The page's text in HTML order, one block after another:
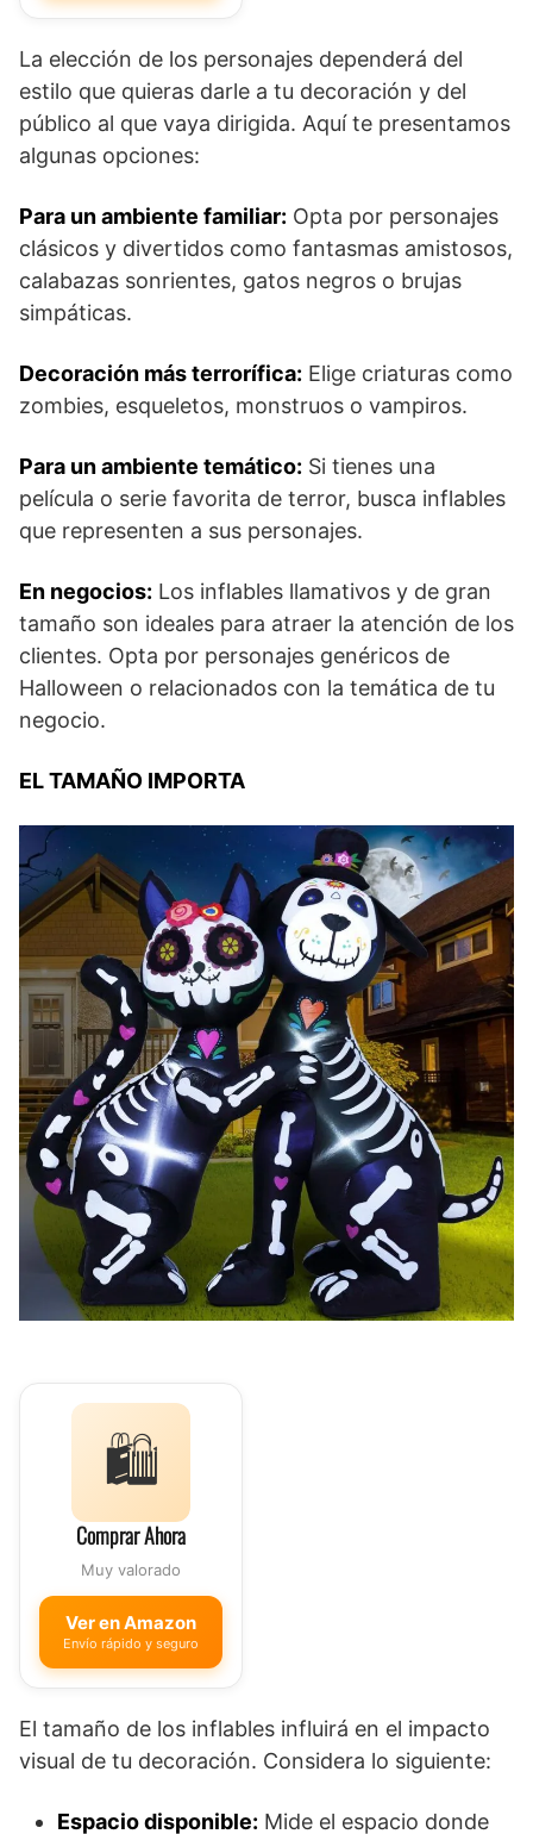
La elección de los personajes dependerá del
estilo que quieras darle a tu decoración y del
público al que vaya dirigida. Aquí te presentamos
algunas opciones:
Para un ambiente familiar: Opta por personajes
clásicos y divertidos como fantasmas amistosos,
calabazas sonrientes, gatos negros o brujas
simpáticas.
Decoración más terrorífica: Elige criaturas como
zombies, esqueletos, monstruos o vampiros.
Para un ambiente temático: Si tienes una
película o serie favorita de terror, busca inflables
que representen a sus personajes.
En negocios: Los inflables llamativos y de gran
tamaño son ideales para atraer la atención de los
clientes. Opta por personajes genéricos de
Halloween o relacionados con la temática de tu
negocio.
EL TAMAÑO IMPORTA
🛍️
Comprar Ahora
Muy valorado
Ver en Amazon
Envío rápido y seguro
El tamaño de los inflables influirá en el impacto
visual de tu decoración. Considera lo siguiente:
Espacio disponible: Mide el espacio donde